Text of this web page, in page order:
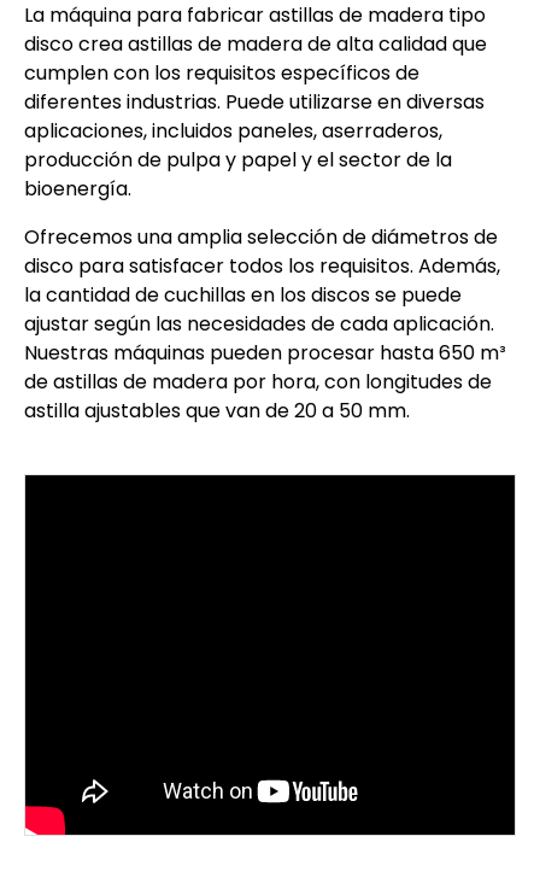
La máquina para fabricar astillas de madera tipo
disco crea astillas de madera de alta calidad que
cumplen con los requisitos específicos de
diferentes industrias. Puede utilizarse en diversas
aplicaciones, incluidos paneles, aserraderos,
producción de pulpa y papel y el sector de la
bioenergía.
Ofrecemos una amplia selección de diámetros de
disco para satisfacer todos los requisitos. Además,
la cantidad de cuchillas en los discos se puede
ajustar según las necesidades de cada aplicación.
Nuestras máquinas pueden procesar hasta 650 m³
de astillas de madera por hora, con longitudes de
astilla ajustables que van de 20 a 50 mm.